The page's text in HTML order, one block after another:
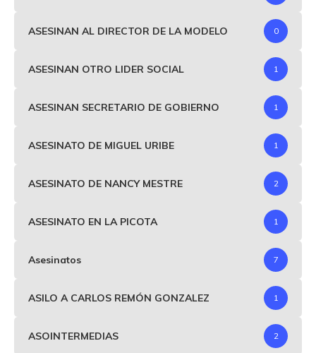
ASESINAN AL DIRECTOR DE LA MODELO 0
ASESINAN OTRO LIDER SOCIAL 1
ASESINAN SECRETARIO DE GOBIERNO 1
ASESINATO DE MIGUEL URIBE 1
ASESINATO DE NANCY MESTRE 2
ASESINATO EN LA PICOTA 1
Asesinatos 7
ASILO A CARLOS REMÓN GONZALEZ 1
ASOINTERMEDIAS 2